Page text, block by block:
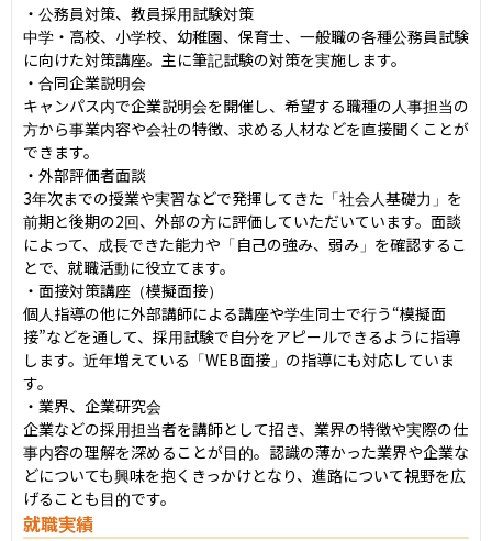
・公務員対策、教員採用試験対策
中学・高校、小学校、幼稚園、保育士、一般職の各種公務員試験
に向けた対策講座。主に筆記試験の対策を実施します。
・合同企業説明会
キャンパス内で企業説明会を開催し、希望する職種の人事担当の
方から事業内容や会社の特徴、求める人材などを直接聞くことが
できます。
・外部評価者面談
3年次までの授業や実習などで発揮してきた「社会人基礎力」を
前期と後期の2回、外部の方に評価していただいています。面談
によって、成長できた能力や「自己の強み、弱み」を確認するこ
とで、就職活動に役立てます。
・面接対策講座（模擬面接）
個人指導の他に外部講師による講座や学生同士で行う“模擬面
接”などを通して、採用試験で自分をアピールできるように指導
します。近年増えている「WEB面接」の指導にも対応していま
す。
・業界、企業研究会
企業などの採用担当者を講師として招き、業界の特徴や実際の仕
事内容の理解を深めることが目的。認識の薄かった業界や企業な
どについても興味を抱くきっかけとなり、進路について視野を広
げることも目的です。
就職実績